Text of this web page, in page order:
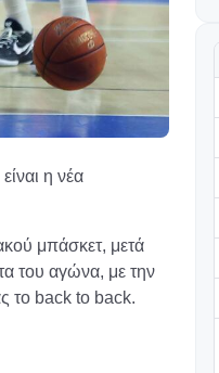
η νέα
μπάσκετ, μετά
του αγώνα, με την
το back to back.